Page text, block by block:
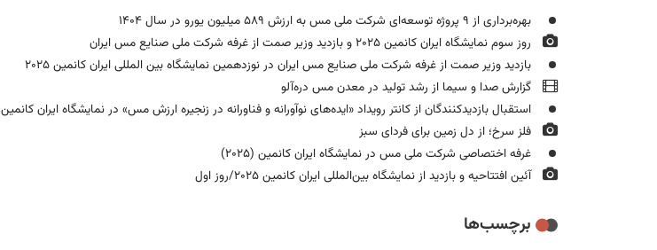
بهره‌برداری از ۹ پروژه توسعه‌ای شرکت ملی مس به ارزش ۵۸۹ میلیون یورو در سال ۱۴۰۴
روز سوم نمایشگاه ایران کانمین ۲۰۲۵ و بازدید وزیر صمت از غرفه شرکت ملی صنایع مس ایران
بازدید وزیر صمت از غرفه شرکت ملی صنایع مس ایران در نوزدهمین نمایشگاه بین المللی ایران کانمین ۲۰۲۵
گزارش صدا و سیما از رشد تولید در معدن مس دره‌آلو
استقبال بازدیدکنندگان از کانتر رویداد «ایده‌های نوآورانه و فناورانه در زنجیره ارزش مس» در نمایشگاه ایران کانمین ۲۰۲۵
فلز سرخ؛ از دل زمین برای فردای سبز
غرفه اختصاصی شرکت ملی مس در نمایشگاه ایران کانمین (۲۰۲۵)
آئین افتتاحیه و بازدید از نمایشگاه بین‌المللی ایران کانمین ۲۰۲۵/روز اول
برچسب‌ها